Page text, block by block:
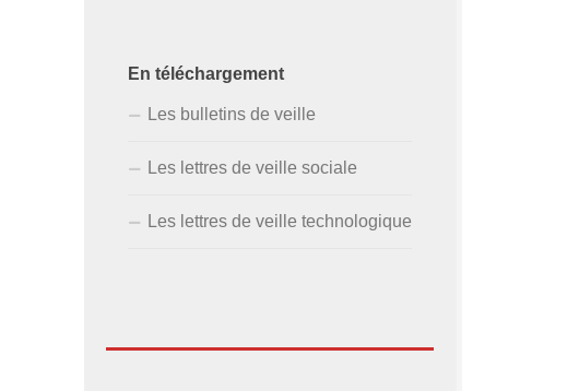
En téléchargement
Les bulletins de veille
Les lettres de veille sociale
Les lettres de veille technologique